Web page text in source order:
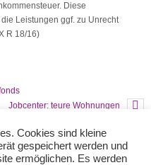
Diese
Leistungen ggf. zu Unrecht
R 18/16)
Jobcenter: teure Wohnungen
Freunden oder Kollegen
Cookies sind kleine
gespeichert werden und
ermöglichen. Es werden